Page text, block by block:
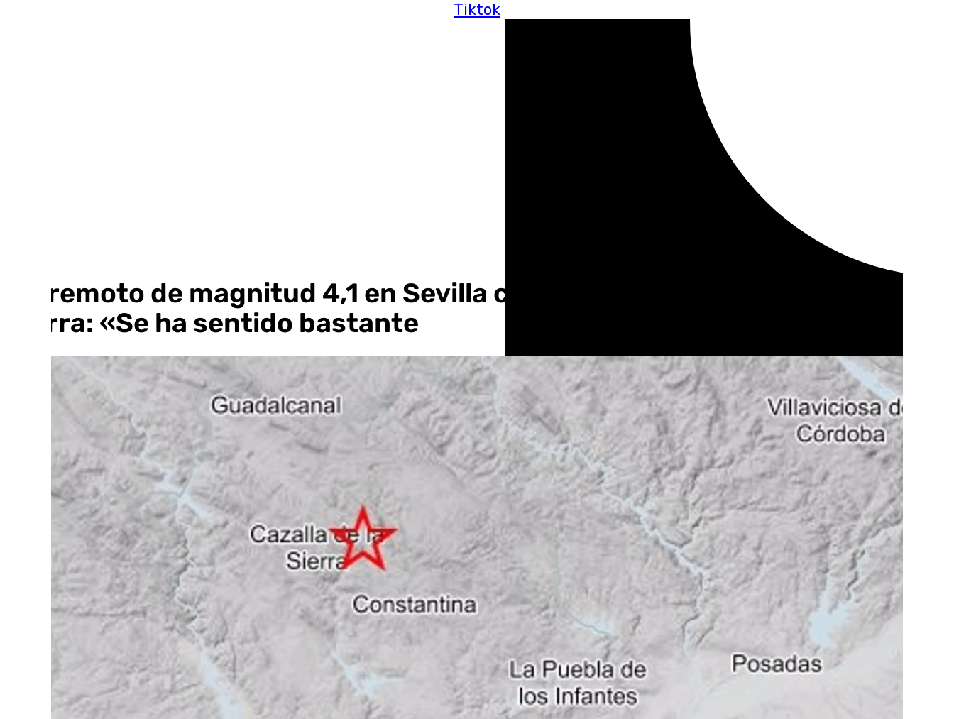
Tiktok
Terremoto de magnitud 4,1 en Sevilla con epicentro en Cazalla de la
Sierra: «Se ha sentido bastante